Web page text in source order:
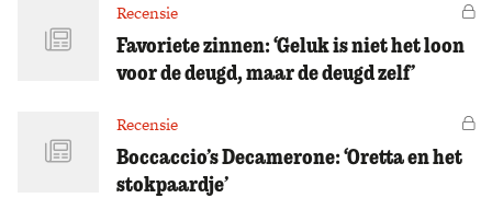
Recensie
Favoriete zinnen: ‘Geluk is niet het loon
voor de deugd, maar de deugd zelf’
Recensie
Boccaccio’s Decamerone: ‘Oretta en het
stokpaardje’